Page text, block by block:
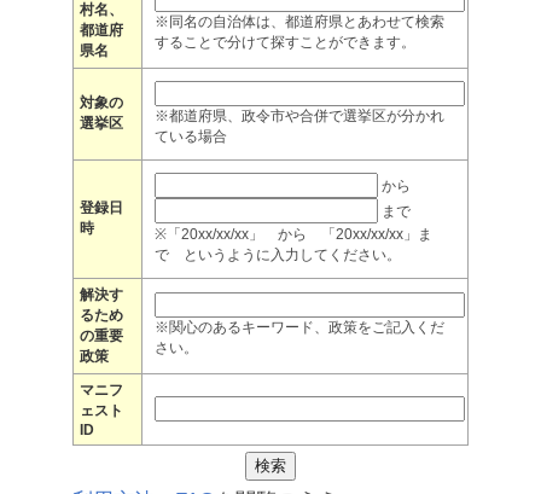
村名、
都道府
県名
※同名の自治体は、都道府県とあわせて検索
することで分けて探すことができます。
対象の
選挙区
※都道府県、政令市や合併で選挙区が分かれ
ている場合
登録日
時
から
まで
※「20xx/xx/xx」 から 「20xx/xx/xx」ま
で というように入力してください。
解決す
るため
の重要
政策
※関心のあるキーワード、政策をご記入くだ
さい。
マニフ
ェスト
ID